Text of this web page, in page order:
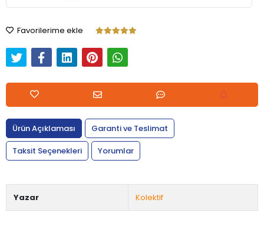
Favorilerime ekle
Ürün Açıklaması
Garanti ve Teslimat
Taksit Seçenekleri
Yorumlar
Yazar Kolektif